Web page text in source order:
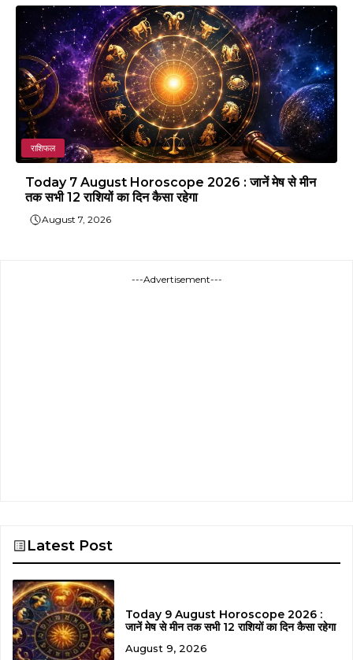
राशिफल
Today 7 August Horoscope 2026 : जानें मेष से मीन
तक सभी 12 राशियों का दिन कैसा रहेगा
August 7, 2026
---Advertisement---
Latest Post
Today 9 August Horoscope 2026 :
जानें मेष से मीन तक सभी 12 राशियों का दिन कैसा रहेगा
August 9, 2026